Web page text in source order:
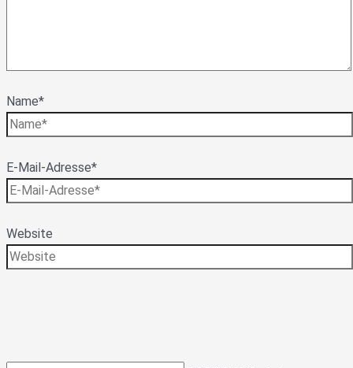
Name*
E-Mail-Adresse*
Website